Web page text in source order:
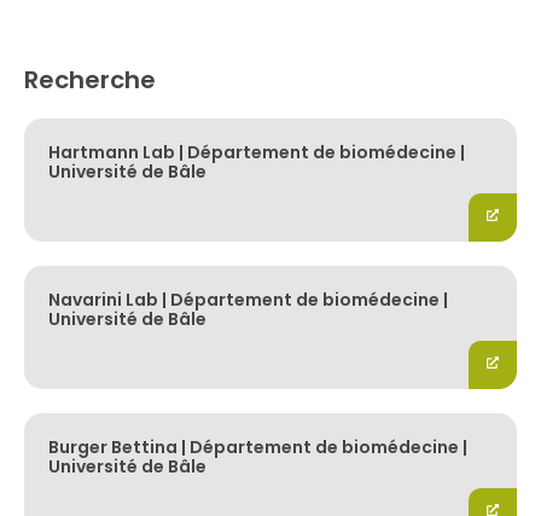
Recherche
Hartmann Lab | Département de biomédecine |
Université de Bâle
Navarini Lab | Département de biomédecine |
Université de Bâle
Burger Bettina | Département de biomédecine |
Université de Bâle